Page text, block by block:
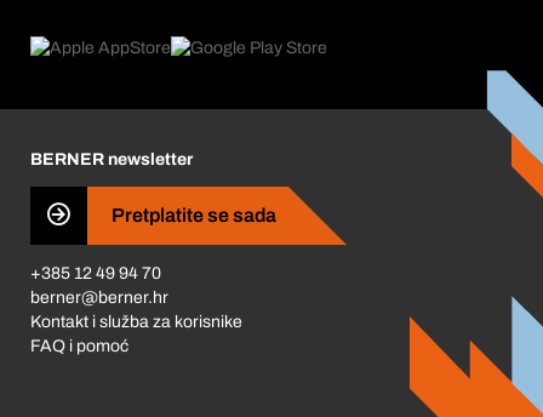
Što nas pokreće
Business Conduct
BERNER newsletter
Pretplatite se sada
+385 12 49 94 70
berner@berner.hr
Kontakt i služba za korisnike
FAQ i pomoć